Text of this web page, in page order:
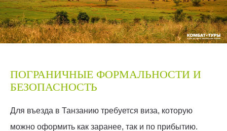
ПОГРАНИЧНЫЕ ФОРМАЛЬНОСТИ И
БЕЗОПАСНОСТЬ
Для въезда в Танзанию требуется виза, которую
можно оформить как заранее, так и по прибытию.